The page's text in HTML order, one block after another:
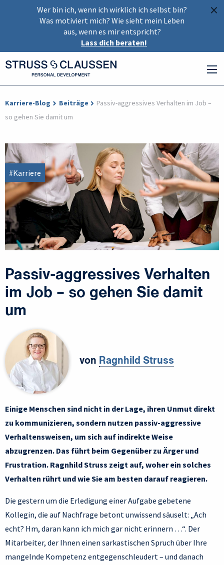
×
Wer bin ich, wenn ich wirklich ich selbst bin?
Was motiviert mich? Wie sieht mein Leben
aus, wenn es mir entspricht?
Lass dich beraten!
Karriere-Blog Beiträge
Passiv-aggressives Verhalten im Job –
so gehen Sie damit um
#Karriere
Passiv-aggressives Verhalten
im Job – so gehen Sie damit
um
von Ragnhild Struss
Einige Menschen sind nicht in der Lage, ihren Unmut direkt
zu kommunizieren, sondern nutzen passiv-aggressive
Verhaltensweisen, um sich auf indirekte Weise
abzugrenzen. Das führt beim Gegenüber zu Ärger und
Frustration. Ragnhild Struss zeigt auf, woher ein solches
Verhalten rührt und wie Sie am besten darauf reagieren.
Die gestern um die Erledigung einer Aufgabe gebetene
Kollegin, die auf Nachfrage betont unwissend säuselt: „Ach
echt? Hm, daran kann ich mich gar nicht erinnern …“. Der
Mitarbeiter, der Ihnen einen sarkastischen Spruch über Ihre
mangelnde Kompetenz entgegenschleudert – und danach